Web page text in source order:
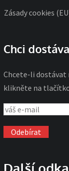
Zásady cookies
Chci
Chcete-li dostávat
klikněte na
Další